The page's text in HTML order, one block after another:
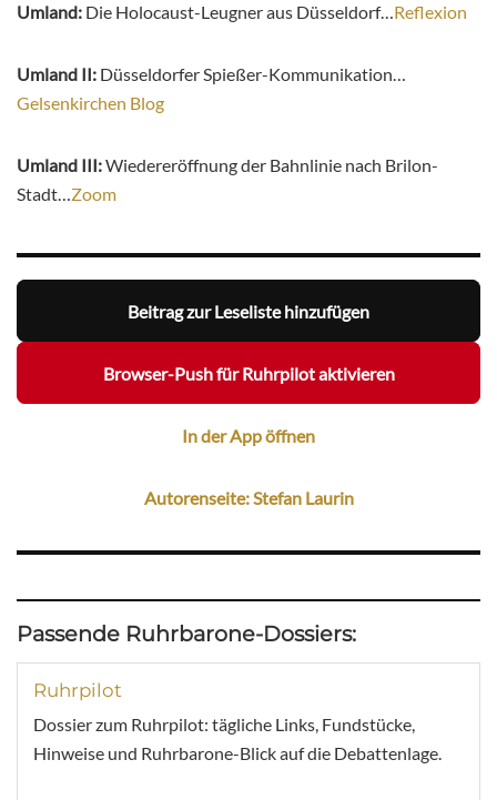
Umland: Die Holocaust-Leugner aus Düsseldorf…Reflexion
Umland II: Düsseldorfer Spießer-Kommunikation…
Gelsenkirchen Blog
Umland III:Wiedereröffnung der Bahnlinie nach Brilon-
Stadt…Zoom
Beitrag zur Leseliste hinzufügen
Browser-Push für Ruhrpilot aktivieren
In der App öffnen
Autorenseite: Stefan Laurin
Passende Ruhrbarone-Dossiers:
Ruhrpilot
Dossier zum Ruhrpilot: tägliche Links, Fundstücke,
Hinweise und Ruhrbarone-Blick auf die Debattenlage.